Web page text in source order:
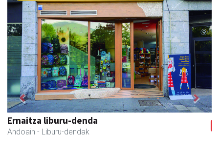
Ernaitza liburu-denda
Andoain - Liburu-dendak
Previous Next